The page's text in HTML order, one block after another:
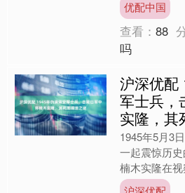
时，加贺号（
优配中国
查看：88
吗
沪深优配
军士兵，
实隆，其
1945年5月3
一起震惊历
楠木实隆在视
洲国靖安军士